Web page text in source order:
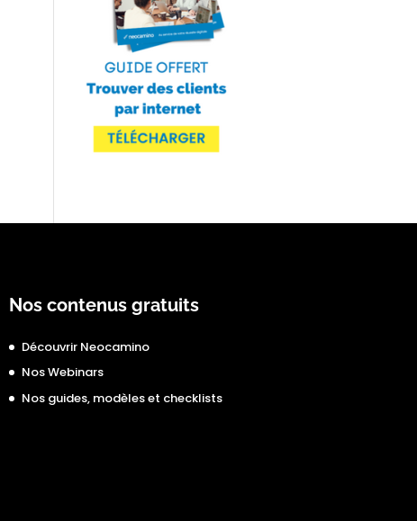
Nos contenus gratuits
Découvrir Neocamino
Nos Webinars
Nos guides, modèles et checklists